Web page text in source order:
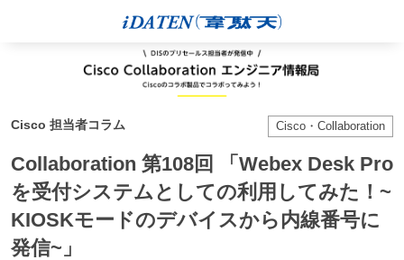
Cisco 担当者コラム Cisco・Collaboration
Collaboration 第108回 「Webex Desk Pro
を受付システムとしての利用してみた！~
KIOSKモードのデバイスから内線番号に
発信~」